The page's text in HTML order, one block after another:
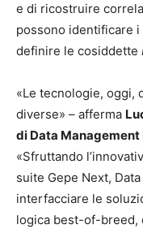
e di ricostruire
possono identificare
definire le cosiddette
«Le tecnologie, oggi,
diverse» – afferma
di Data Management
«Sfruttando
suite Gepe Next,
interfacciare le
logica best-of-breed,